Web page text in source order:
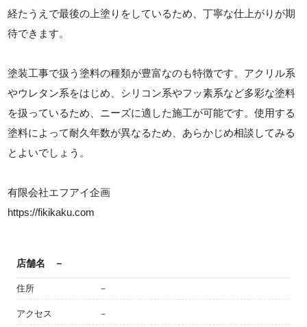
経たうえで最後の上塗りをしているため、丁寧な仕上がりが期
待できます。
塗装工事で扱う塗料の種類が豊富なのも特徴です。アクリル系
やウレタン系をはじめ、シリコン系やフッ素系など多彩な塗料
を扱っているため、ニーズに適した施工が可能です。使用する
塗料によって耐久年数が異なるため、あらかじめ相談してみる
とよいでしょう。
有限会社エフアイ企画
https://fikikaku.com
店舗名 －
住所 －
アクセス －